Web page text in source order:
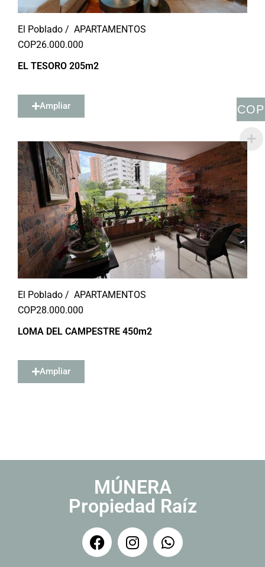
El Poblado / APARTAMENTOS
COP26.000.000
EL TESORO 205m2
Ampliar
El Poblado / APARTAMENTOS
COP28.000.000
LOMA DEL CAMPESTRE 450m2
Ampliar
MÚNERA
Propiedad Raíz
COP